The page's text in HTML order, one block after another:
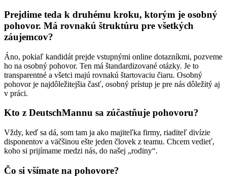
Prejdime teda k druhému kroku, ktorým je osobný
pohovor. Má rovnakú štruktúru pre všetkých
záujemcov?
Áno, pokiaľ kandidát prejde vstupnými online dotazníkmi, pozveme
ho na osobný pohovor. Ten má štandardizované otázky. Je to
transparentné a všetci majú rovnakú štartovaciu čiaru. Osobný
pohovor je najdôležitejšia časť, osobný prístup je pre nás dôležitý aj
v práci.
Kto z DeutschMannu sa zúčastňuje pohovoru?
Vždy, keď sa dá, som tam ja ako majiteľka firmy, riaditeľ divízie
disponentov a väčšinou ešte jeden človek z teamu. Chcem vedieť,
koho si prijímame medzi nás, do našej „rodiny“.
Čo si všímate na pohovore?